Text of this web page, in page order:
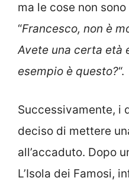
ma le cose non
“Francesco, non è
Avete una certa età
esempio è questo?“.
Successivamente, i
deciso di mettere
all’accaduto. Dopo
L’Isola dei Famosi,